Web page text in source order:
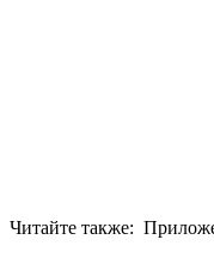
Читайте также: